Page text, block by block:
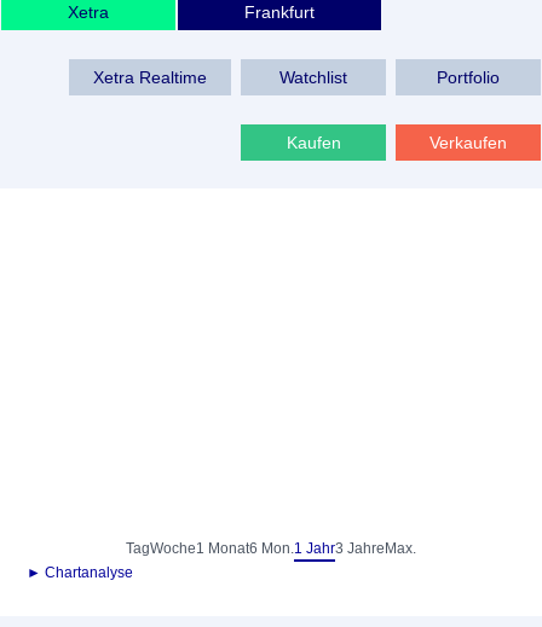
Xetra Frankfurt
Xetra Realtime Watchlist Portfolio
Kaufen Verkaufen
TagWoche1 Monat6 Mon.1 Jahr3 Jahre Max.
► Chartanalyse